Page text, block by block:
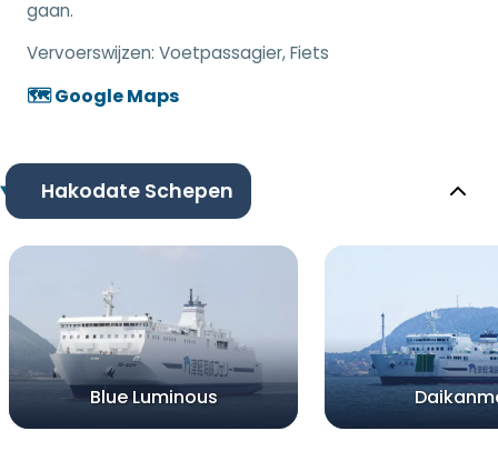
gaan.
Vervoerswijzen: Voetpassagier, Fiets
🗺️ Google Maps
Hakodate Schepen
Blue Luminous